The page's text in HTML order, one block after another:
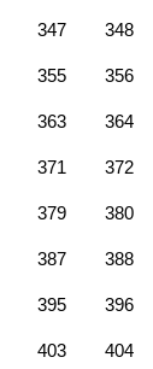
347 348
355 356
363 364
371 372
379 380
387 388
395 396
403 404